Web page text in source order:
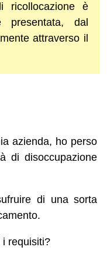
ricollocazione è
presentata, dal
attraverso il
azienda, ho perso
di disoccupazione
di una sorta
requisiti?